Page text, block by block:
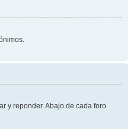
y reponder. Abajo de cada foro